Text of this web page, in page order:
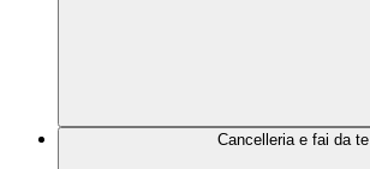
Cancelleria e fai da te